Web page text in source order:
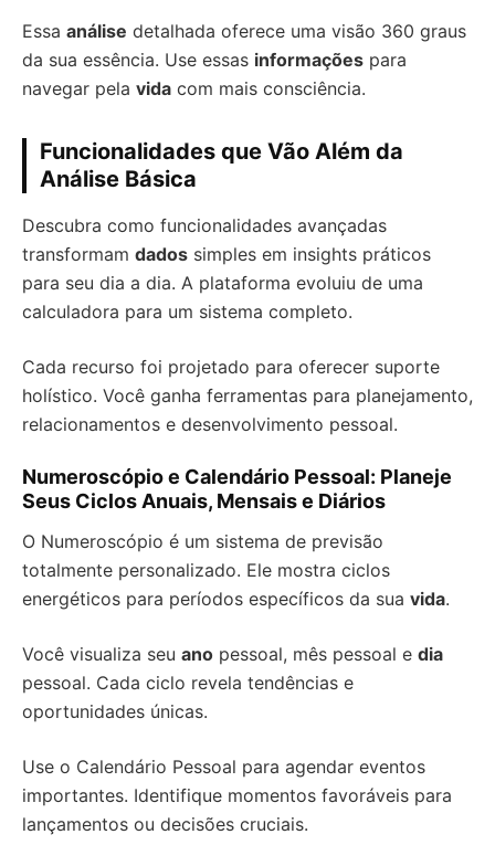
Essa análise detalhada oferece uma visão 360 graus
da sua essência. Use essas informações para
navegar pela vida com mais consciência.
Funcionalidades que Vão Além da
Análise Básica
Descubra como funcionalidades avançadas
transformam dados simples em insights práticos
para seu dia a dia. A plataforma evoluiu de uma
calculadora para um sistema completo.
Cada recurso foi projetado para oferecer suporte
holístico. Você ganha ferramentas para planejamento,
relacionamentos e desenvolvimento pessoal.
Numeroscópio e Calendário Pessoal: Planeje
Seus Ciclos Anuais, Mensais e Diários
O Numeroscópio é um sistema de previsão
totalmente personalizado. Ele mostra ciclos
energéticos para períodos específicos da sua vida.
Você visualiza seu ano pessoal, mês pessoal e dia
pessoal. Cada ciclo revela tendências e
oportunidades únicas.
Use o Calendário Pessoal para agendar eventos
importantes. Identifique momentos favoráveis para
lançamentos ou decisões cruciais.